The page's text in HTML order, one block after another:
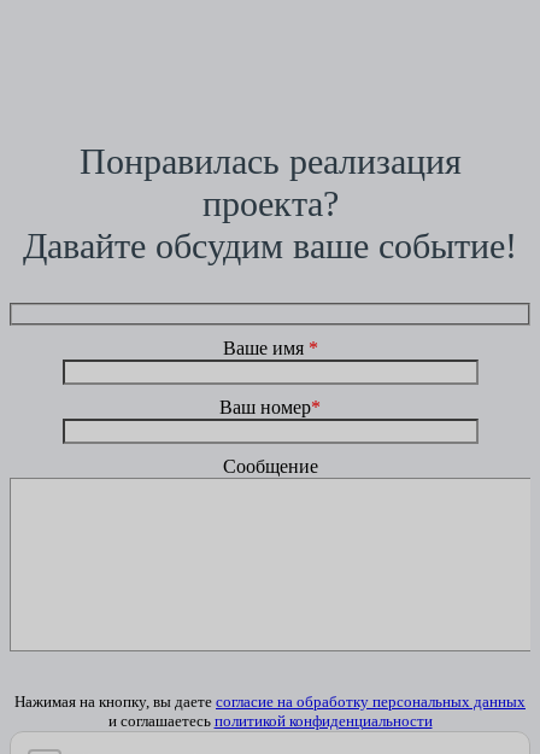
Понравилась реализация
проекта?
Давайте обсудим ваше событие!
Ваше имя *
Ваш номер*
Сообщение
Нажимая на кнопку, вы даете согласие на обработку персональных данных
и соглашаетесь политикой конфиденциальности